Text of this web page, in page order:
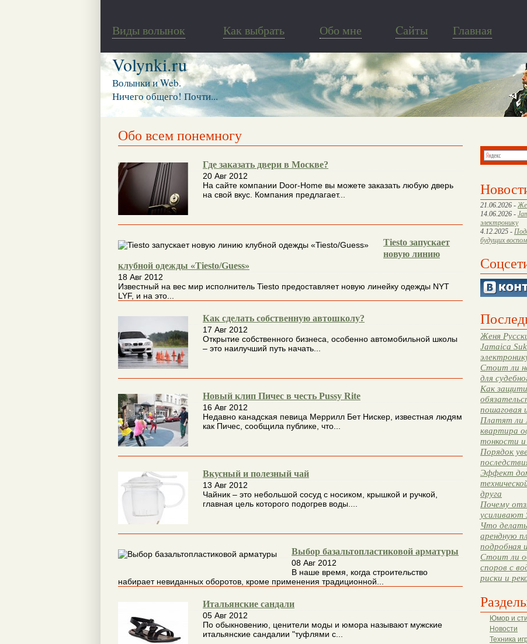
Виды волынок Как выбрать Обо мне Cайты Главная
Volynki.ru
Волынки и Web.
Ничего общего! Почти...
21.06.2026 -
14.06.2026 -
электронику
4.12.2025 -
будущих
Женя
Jamaica
Стоит ли
для
Как
пошаговая
Платят ли
квартира
тонкости
Порядок
Эффект
друга
Почему
усиливают
Что
арендную
подробная
Стоит ли
споров с
риски и
Юмор и
Новости
Техника
Обо всем понемногу
Где заказать двери в Москве?
20 Авг 2012
На сайте компании Door-Home вы можете заказать любую дверь
на свой вкус. Компания предлагает...
Tiesto запускает
новую линию
клубной одежды «Tiesto/Guess»
18 Авг 2012
Известный на вес мир исполнитель Tiesto предоставляет новую линейку одежды NYT
LYF, и на это...
Как сделать собственную автошколу?
17 Авг 2012
Открытие собственного бизнеса, особенно автомобильной школы
– это наилучший путь начать...
Новый клип Пичес в честь Pussy Rite
16 Авг 2012
Недавно канадская певица Меррилл Бет Нискер, известная людям
как Пичес, сообщила публике, что...
Вкусный и полезный чай
13 Авг 2012
Чайник – это небольшой сосуд с носиком, крышкой и ручкой,
главная цель которого подогрев воды....
Выбор базальтопластиковой арматуры
08 Авг 2012
В наше время, когда строительство
набирает невиданных оборотов, кроме применения традиционной...
Итальянские сандали
05 Авг 2012
По обыкновению, ценители моды и юмора называют мужские
итальянские сандалии "туфлями с...